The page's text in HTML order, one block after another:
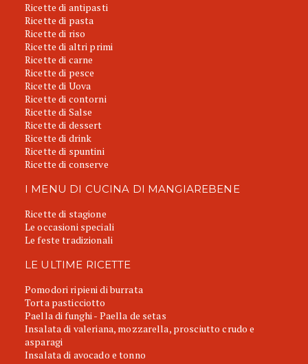
Ricette di antipasti
Ricette di pasta
Ricette di riso
Ricette di altri primi
Ricette di carne
Ricette di pesce
Ricette di Uova
Ricette di contorni
Ricette di Salse
Ricette di dessert
Ricette di drink
Ricette di spuntini
Ricette di conserve
I MENU DI CUCINA DI MANGIAREBENE
Ricette di stagione
Le occasioni speciali
Le feste tradizionali
LE ULTIME RICETTE
Pomodori ripieni di burrata
Torta pasticciotto
Paella di funghi - Paella de setas
Insalata di valeriana, mozzarella, prosciutto crudo e
asparagi
Insalata di avocado e tonno